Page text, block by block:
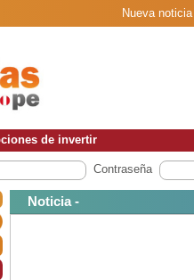
Nueva
de invertir
Contraseña
Noticia -